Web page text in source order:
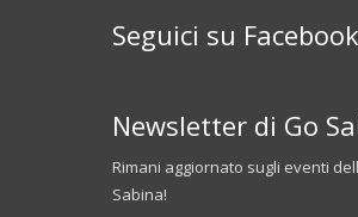
Seguici su Facebook
Newsletter di Go
Rimani aggiornato sugli eventi
Sabina!